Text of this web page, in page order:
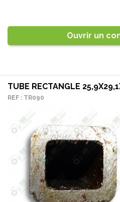
Ouvrir un
TUBE RECTANGLE
REF : TR090